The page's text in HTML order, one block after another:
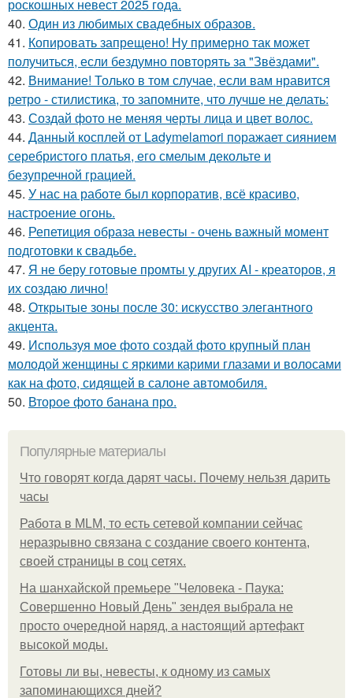
роскошных невест 2025 года.
40. Один из любимых свадебных образов.
41. Копировать запрещено! Ну примерно так может
получиться, если бездумно повторять за "Звёздами".
42. Внимание! Только в том случае, если вам нравится
ретро - стилистика, то запомните, что лучше не делать:
43. Создай фото не меняя черты лица и цвет волос.
44. Данный косплей от Ladymelamori поражает сиянием
серебристого платья, его смелым декольте и
безупречной грацией.
45. У нас на работе был корпоратив, всё красиво,
настроение огонь.
46. Репетиция образа невесты - очень важный момент
подготовки к свадьбе.
47. Я не беру готовые промты у других AI - креаторов, я
их создаю лично!
48. Открытые зоны после 30: искусство элегантного
акцента.
49. Используя мое фото создай фото крупный план
молодой женщины с яркими карими глазами и волосами
как на фото, сидящей в салоне автомобиля.
50. Второе фото банана про.
Популярные материалы
Что говорят когда дарят часы. Почему нельзя дарить
часы
Работа в MLM, то есть сетевой компании сейчас
неразрывно связана с создание своего контента,
своей страницы в соц сетях.
На шанхайской премьере "Человека - Паука:
Совершенно Новый День" зендея выбрала не
просто очередной наряд, а настоящий артефакт
высокой моды.
Готовы ли вы, невесты, к одному из самых
запоминающихся дней?